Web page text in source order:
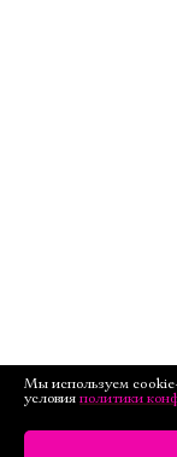
Мы используем
условия политики